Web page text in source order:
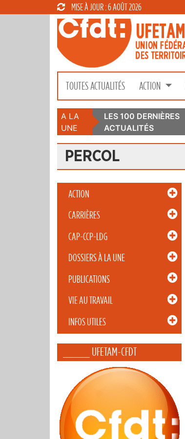
MISE À JOUR : 6 AOÛT 2026
TOUTES ACTUALITÉS ACTION
A LA
UNE
LES 100 DERNIÈRES
ACTUALITÉS
PERCOL
ACTION
CARRIÈRES
CAP-CCP-LDG
DOSSIERS À LA UNE
PUBLICATIONS
VIE AU TRAVAIL
INFOS UTILES
_____ UFETAM-CFDT